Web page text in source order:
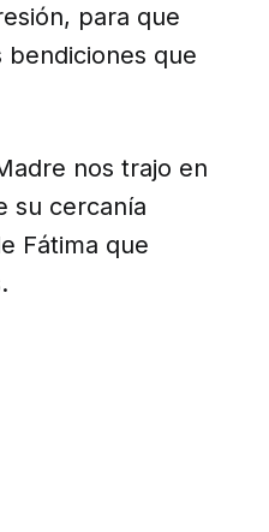
para que
bendiciones que
nos trajo en
su cercanía
Fátima que